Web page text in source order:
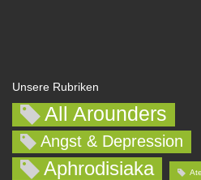
Unsere Rubriken
All Arounders
Angst & Depression
Aphrodisiaka